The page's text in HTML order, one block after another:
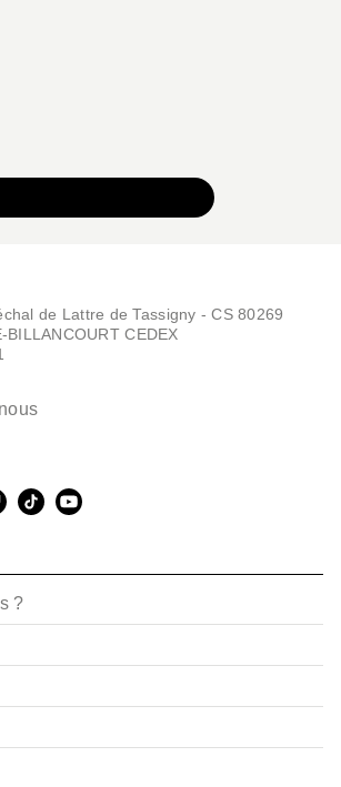
de Lattre de Tassigny - CS 80269
BILLANCOURT CEDEX
?